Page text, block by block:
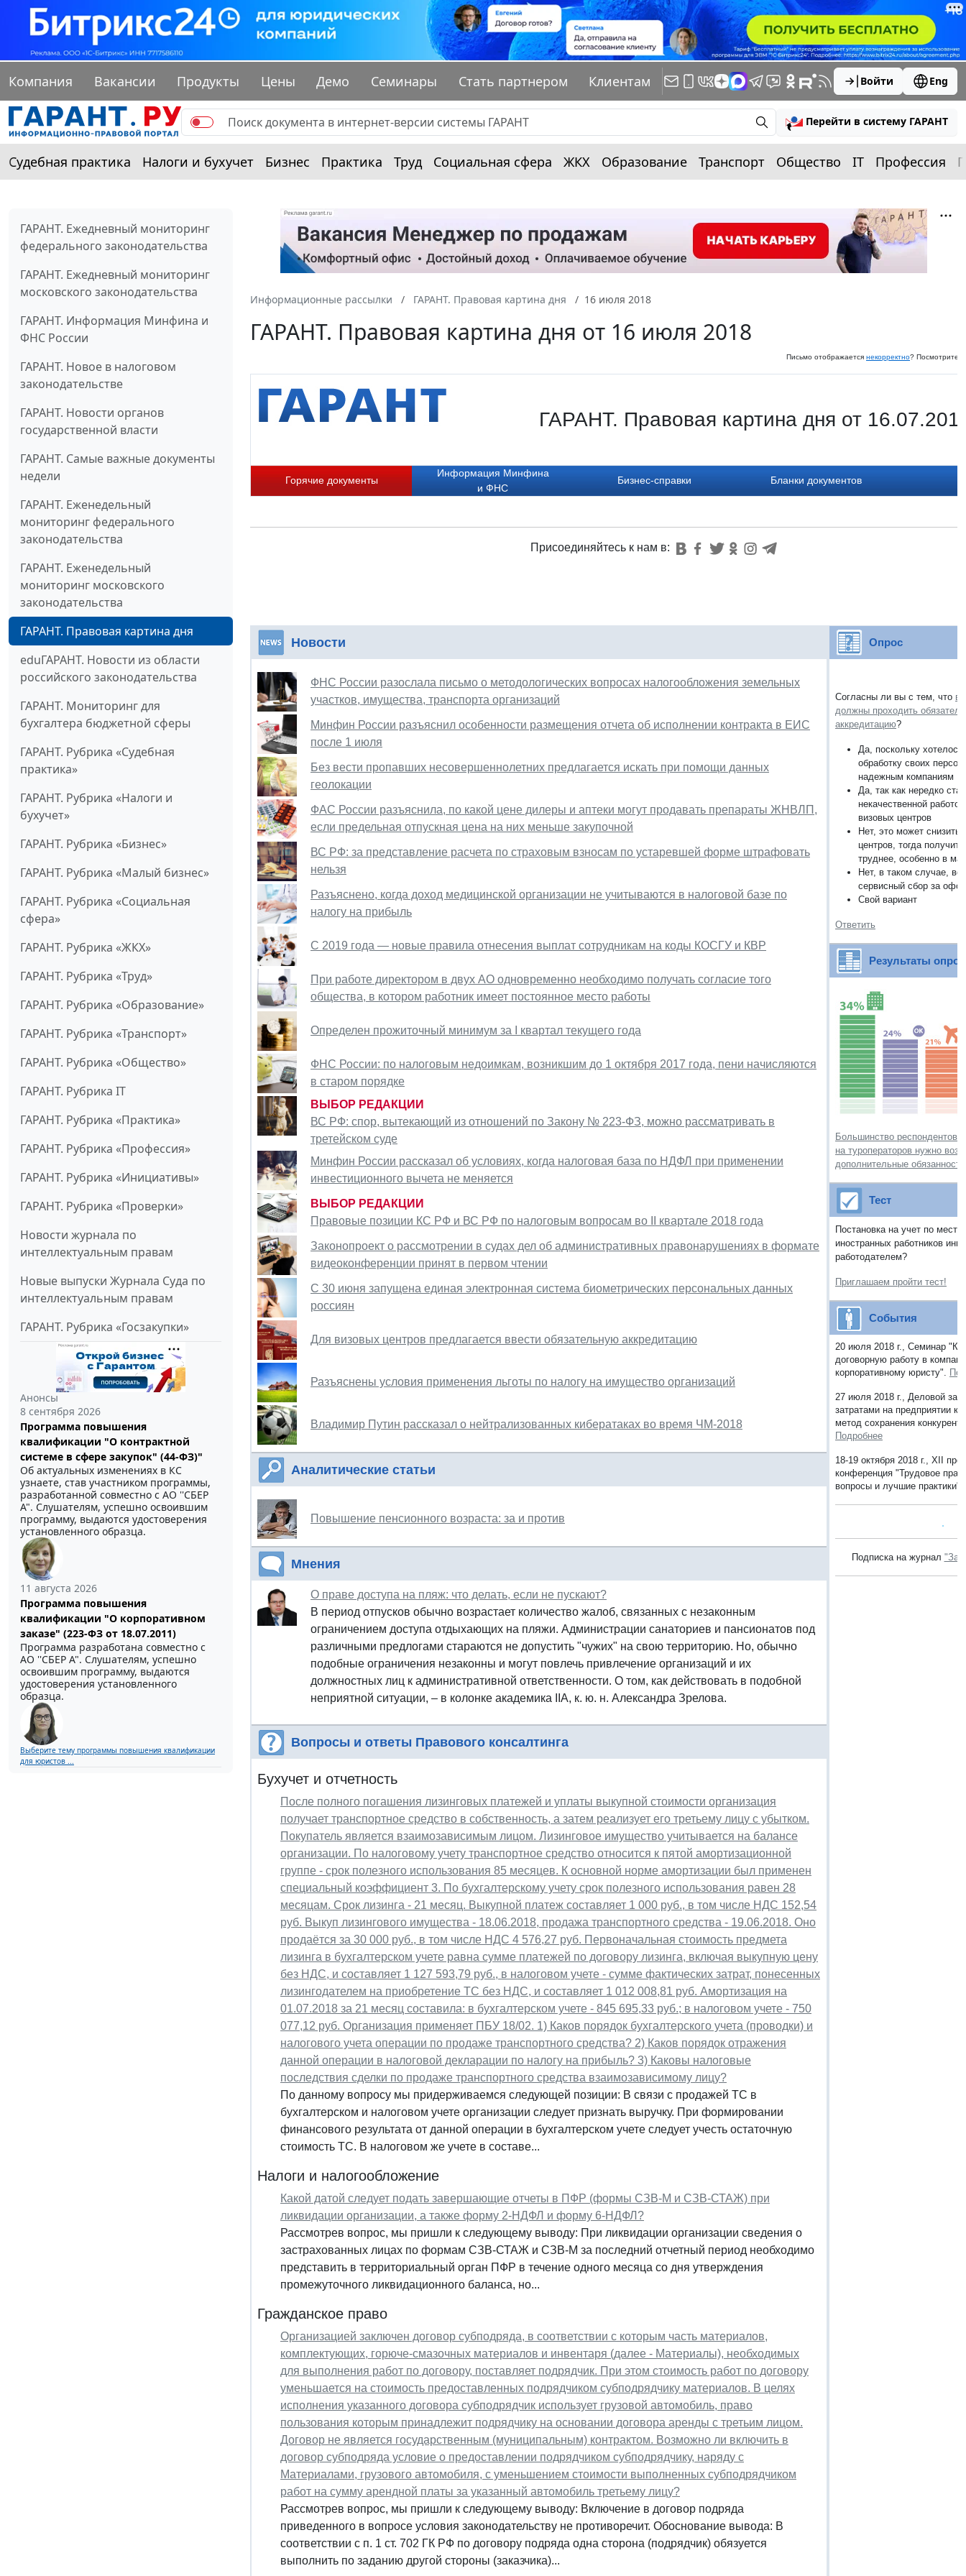
Компания Вакансии Продукты Цены Демо Семинары Стать партнером Клиентам Войти Eng
Перейти в систему ГАРАНТ
Судебная практика Налоги и бухучет Бизнес Практика Труд Социальная сфера ЖКХ Образование Транспорт Общество IT Профессия
ГАРАНТ. Ежедневный мониторинг
федерального законодательства
ГАРАНТ. Ежедневный мониторинг
московского законодательства
ГАРАНТ. Информация Минфина и
ФНС России
ГАРАНТ. Новое в налоговом
законодательстве
ГАРАНТ. Новости органов
государственной власти
ГАРАНТ. Самые важные документы
недели
ГАРАНТ. Еженедельный
мониторинг федерального
законодательства
ГАРАНТ. Еженедельный
мониторинг московского
законодательства
ГАРАНТ. Правовая картина дня
eduГАРАНТ. Новости из области
российского законодательства
ГАРАНТ. Мониторинг для
бухгалтера бюджетной сферы
ГАРАНТ. Рубрика «Судебная
практика»
ГАРАНТ. Рубрика «Налоги и
бухучет»
ГАРАНТ. Рубрика «Бизнес»
ГАРАНТ. Рубрика «Малый бизнес»
ГАРАНТ. Рубрика «Социальная
сфера»
ГАРАНТ. Рубрика «ЖКХ»
ГАРАНТ. Рубрика «Труд»
ГАРАНТ. Рубрика «Образование»
ГАРАНТ. Рубрика «Транспорт»
ГАРАНТ. Рубрика «Общество»
ГАРАНТ. Рубрика IT
ГАРАНТ. Рубрика «Практика»
ГАРАНТ. Рубрика «Профессия»
ГАРАНТ. Рубрика «Инициативы»
ГАРАНТ. Рубрика «Проверки»
Новости журнала по
интеллектуальным правам
Новые выпуски Журнала Суда по
интеллектуальным правам
ГАРАНТ. Рубрика «Госзакупки»
Анонсы
8 сентября 2026
Программа повышения
квалификации "О контрактной
системе в сфере закупок" (44-ФЗ)"
Об актуальных изменениях в КС
узнаете, став участником программы,
разработанной совместно с АО ''СБЕР
А". Слушателям, успешно освоившим
программу, выдаются удостоверения
установленного образца.
11 августа 2026
Программа повышения
квалификации "О корпоративном
заказе" (223-ФЗ от 18.07.2011)
Программа разработана совместно с
АО ''СБЕР А". Слушателям, успешно
освоившим программу, выдаются
удостоверения установленного
образца.
Выберите тему программы повышения квалификации
для юристов ...
Информационные рассылки ГАРАНТ. Правовая картина дня 16 июля 2018
ГАРАНТ. Правовая картина дня от 16 июля 2018
Письмо отображается некорректно? Посмотрите
ГАРАНТ. Правовая картина дня от
Горячие документы
Информация Минфина
и ФНС
Бизнес-справки Бланки документов
Присоединяйтесь к нам в:
Новости
ФНС России разослала письмо о методологических вопросах налогообложения земельных
участков, имущества, транспорта организаций
Минфин России разъяснил особенности размещения отчета об исполнении контракта в ЕИС
после 1 июля
Без вести пропавших несовершеннолетних предлагается искать при помощи данных
геолокации
ФАС России разъяснила, по какой цене дилеры и аптеки могут продавать препараты ЖНВЛП,
если предельная отпускная цена на них меньше закупочной
ВС РФ: за представление расчета по страховым взносам по устаревшей форме штрафовать
нельзя
Разъяснено, когда доход медицинской организации не учитываются в налоговой базе по
налогу на прибыль
С 2019 года — новые правила отнесения выплат сотрудникам на коды КОСГУ и КВР
При работе директором в двух АО одновременно необходимо получать согласие того
общества, в котором работник имеет постоянное место работы
Определен прожиточный минимум за I квартал текущего года
ФНС России: по налоговым недоимкам, возникшим до 1 октября 2017 года, пени начисляются
в старом порядке
ВЫБОР РЕДАКЦИИ
ВС РФ: спор, вытекающий из отношений по Закону № 223-ФЗ, можно рассматривать в
третейском суде
Минфин России рассказал об условиях, когда налоговая база по НДФЛ при применении
инвестиционного вычета не меняется
ВЫБОР РЕДАКЦИИ
Правовые позиции КС РФ и ВС РФ по налоговым вопросам во II квартале 2018 года
Законопроект о рассмотрении в судах дел об административных правонарушениях в формате
видеоконференции принят в первом чтении
С 30 июня запущена единая электронная система биометрических персональных данных
россиян
Для визовых центров предлагается ввести обязательную аккредитацию
Разъяснены условия применения льготы по налогу на имущество организаций
Владимир Путин рассказал о нейтрализованных кибератаках во время ЧМ-2018
Аналитические статьи
Повышение пенсионного возраста: за и против
Мнения
О праве доступа на пляж: что делать, если не пускают?
В период отпусков обычно возрастает количество жалоб, связанных с незаконным
ограничением доступа отдыхающих на пляжи. Администрации санаториев и пансионатов под
различными предлогами стараются не допустить "чужих" на свою территорию. Но, обычно
подобные ограничения незаконны и могут повлечь привлечение организаций и их
должностных лиц к административной ответственности. О том, как действовать в подобной
неприятной ситуации, – в колонке академика IIA, к. ю. н. Александра Зрелова.
Вопросы и ответы Правового консалтинга
Бухучет и отчетность
После полного погашения лизинговых платежей и уплаты выкупной стоимости организация
получает транспортное средство в собственность, а затем реализует его третьему лицу с убытком.
Покупатель является взаимозависимым лицом. Лизинговое имущество учитывается на балансе
организации. По налоговому учету транспортное средство относится к пятой амортизационной
группе - срок полезного использования 85 месяцев. К основной норме амортизации был применен
специальный коэффициент 3. По бухгалтерскому учету срок полезного использования равен 28
месяцам. Срок лизинга - 21 месяц. Выкупной платеж составляет 1 000 руб., в том числе НДС 152,54
руб. Выкуп лизингового имущества - 18.06.2018, продажа транспортного средства - 19.06.2018. Оно
продаётся за 30 000 руб., в том числе НДС 4 576,27 руб. Первоначальная стоимость предмета
лизинга в бухгалтерском учете равна сумме платежей по договору лизинга, включая выкупную цену
без НДС, и составляет 1 127 593,79 руб., в налоговом учете - сумме фактических затрат, понесенных
лизингодателем на приобретение ТС без НДС, и составляет 1 012 008,81 руб. Амортизация на
01.07.2018 за 21 месяц составила: в бухгалтерском учете - 845 695,33 руб.; в налоговом учете - 750
077,12 руб. Организация применяет ПБУ 18/02. 1) Каков порядок бухгалтерского учета (проводки) и
налогового учета операции по продаже транспортного средства? 2) Каков порядок отражения
данной операции в налоговой декларации по налогу на прибыль? 3) Каковы налоговые
последствия сделки по продаже транспортного средства взаимозависимому лицу?
По данному вопросу мы придерживаемся следующей позиции: В связи с продажей ТС в
бухгалтерском и налоговом учете организации следует признать выручку. При формировании
финансового результата от данной операции в бухгалтерском учете следует учесть остаточную
стоимость ТС. В налоговом же учете в составе...
Налоги и налогообложение
Какой датой следует подать завершающие отчеты в ПФР (формы СЗВ-М и СЗВ-СТАЖ) при
ликвидации организации, а также форму 2-НДФЛ и форму 6-НДФЛ?
Рассмотрев вопрос, мы пришли к следующему выводу: При ликвидации организации сведения о
застрахованных лицах по формам СЗВ-СТАЖ и СЗВ-М за последний отчетный период необходимо
представить в территориальный орган ПФР в течение одного месяца со дня утверждения
промежуточного ликвидационного баланса, но...
Гражданское право
Организацией заключен договор субподряда, в соответствии с которым часть материалов,
комплектующих, горюче-смазочных материалов и инвентаря (далее - Материалы), необходимых
для выполнения работ по договору, поставляет подрядчик. При этом стоимость работ по договору
уменьшается на стоимость предоставленных подрядчиком субподрядчику материалов. В целях
исполнения указанного договора субподрядчик использует грузовой автомобиль, право
пользования которым принадлежит подрядчику на основании договора аренды с третьим лицом.
Договор не является государственным (муниципальным) контрактом. Возможно ли включить в
договор субподряда условие о предоставлении подрядчиком субподрядчику, наряду с
Материалами, грузового автомобиля, с уменьшением стоимости выполненных субподрядчиком
работ на сумму арендной платы за указанный автомобиль третьему лицу?
Рассмотрев вопрос, мы пришли к следующему выводу: Включение в договор подряда
приведенного в вопросе условия законодательству не противоречит. Обоснование вывода: В
соответствии с п. 1 ст. 702 ГК РФ по договору подряда одна сторона (подрядчик) обязуется
выполнить по заданию другой стороны (заказчика)...
Опрос
Согласны ли вы с тем, что
должны проходить
аккредитацию?
Да, поскольку
обработку своих
надежным компаниям
Да, так как нередко
некачественной
визовых центров
Нет, это может снизить
центров, тогда
труднее, особенно в
Нет, в таком случае,
сервисный сбор за
Свой вариант
Ответить
Результаты
Большинство респондентов
на туроператоров нужно
дополнительные обязанности
Тест
Постановка на учет по
иностранных работников
работодателем?
Приглашаем пройти тест!
События
20 июля 2018 г., Семинар
договорную работу в
корпоративному юристу".
27 июля 2018 г., Деловой
затратами на предприятии
метод сохранения
Подробнее
18-19 октября 2018 г., XII
конференция "Трудовое
вопросы и лучшие практики".
Подписка на журнал